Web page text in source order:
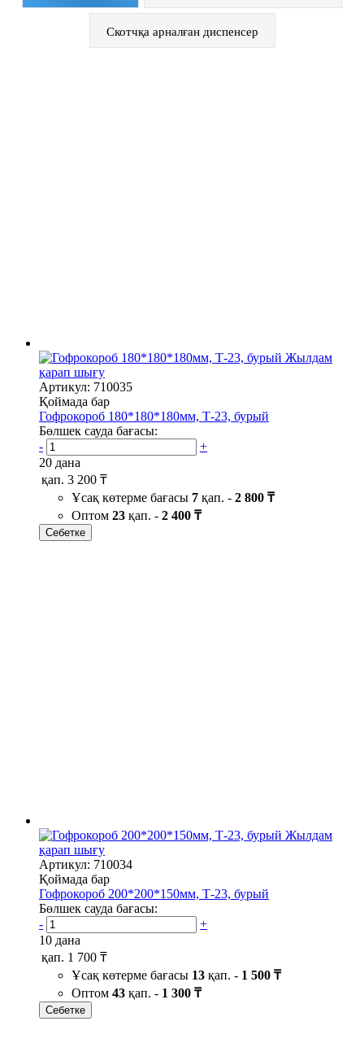
Скотчқа арналған диспенсер
Жылдам
қарап шығу
Артикул: 710035
Қоймада бар
Гофрокороб 180*180*180мм, Т-23, бурый
Бөлшек сауда бағасы:
-
+
20 дана
қап. 3 200 ₸
Ұсақ көтерме бағасы 7 қап. - 2 800 ₸
Оптом 23 қап. - 2 400 ₸
Себетке
Жылдам
қарап шығу
Артикул: 710034
Қоймада бар
Гофрокороб 200*200*150мм, Т-23, бурый
Бөлшек сауда бағасы:
-
+
10 дана
қап. 1 700 ₸
Ұсақ көтерме бағасы 13 қап. - 1 500 ₸
Оптом 43 қап. - 1 300 ₸
Себетке